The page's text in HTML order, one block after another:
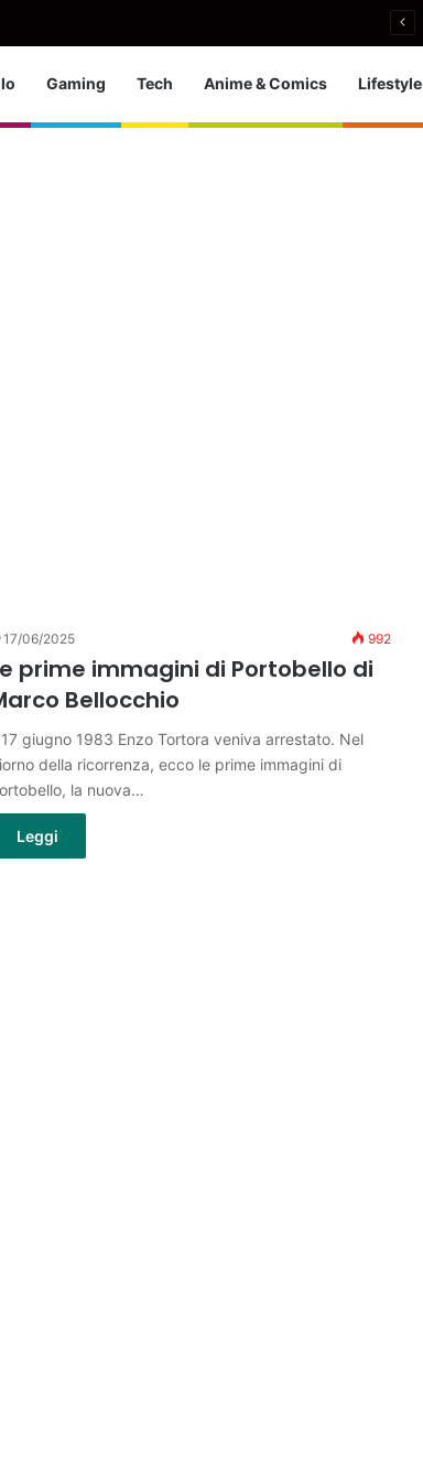
nella 5 km in acque libere
Gaming Tech Anime & Comics Lifestyle
17/06/2025 992
prime immagini di Portobello di
Bellocchio
giugno 1983 Enzo Tortora veniva arrestato. Nel
della ricorrenza, ecco le prime immagini di
la nuova…
Leggi